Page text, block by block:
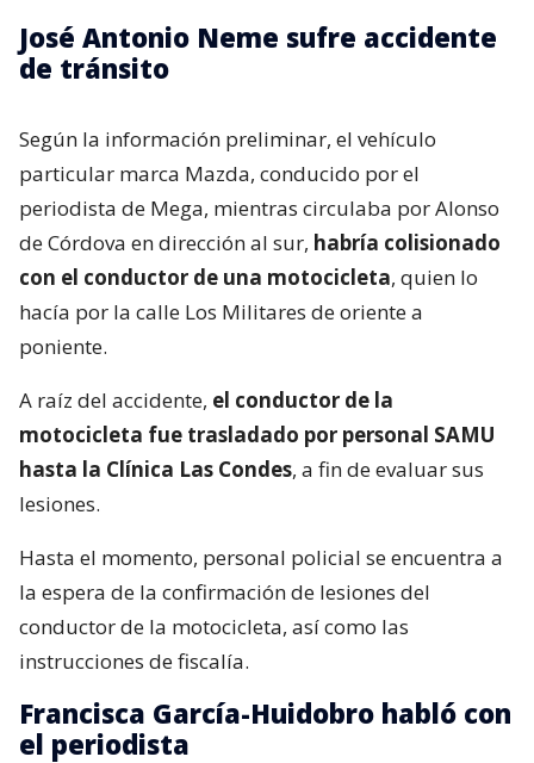
José Antonio Neme sufre accidente
de tránsito
Según la información preliminar, el vehículo
particular marca Mazda, conducido por el
periodista de Mega, mientras circulaba por Alonso
de Córdova en dirección al sur, habría colisionado
con el conductor de una motocicleta, quien lo
hacía por la calle Los Militares de oriente a
poniente.
A raíz del accidente, el conductor de la
motocicleta fue trasladado por personal SAMU
hasta la Clínica Las Condes, a fin de evaluar sus
lesiones.
Hasta el momento, personal policial se encuentra a
la espera de la confirmación de lesiones del
conductor de la motocicleta, así como las
instrucciones de fiscalía.
Francisca García-Huidobro habló con
el periodista